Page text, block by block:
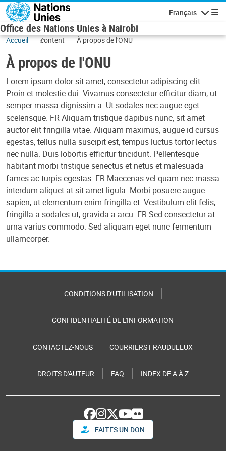
Skip to main content
Français
Office des Nations Unies à Nairobi
Accueil content À propos de l'ONU
À propos de l'ONU
Lorem ipsum dolor sit amet, consectetur adipiscing elit.
Proin et molestie dui. Vivamus consectetur efficitur diam, ut
semper massa dignissim a. Ut sodales nec augue eget
scelerisque. FR Aliquam tristique dapibus nunc, sit amet
auctor elit fringilla vitae. Aliquam maximus, augue id cursus
egestas, tellus nulla suscipit est, tempus luctus tortor lectus
nec nulla. Duis lobortis efficitur tincidunt. Pellentesque
habitant morbi tristique senectus et netus et malesuada
fames ac turpis egestas. FR Maecenas vel quam nec massa
interdum aliquet at sit amet ligula. Morbi posuere augue
sapien, ut elementum enim fringilla et. Vestibulum elit felis,
fringilla a sodales ut, gravida a arcu. FR Sed consectetur at
urna varius commodo. Sed aliquam eget nunc fermentum
ullamcorper.
CONDITIONS D'UTILISATION
CONFIDENTIALITÉ DE L'INFORMATION
CONTACTEZ-NOUS COURRIERS FRAUDULEUX
DROITS D'AUTEUR FAQ INDEX DE A À Z
FAITES UN DON